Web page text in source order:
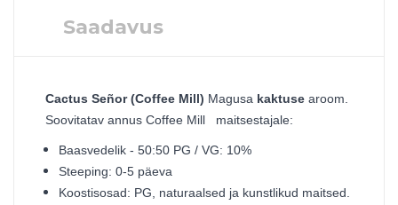
Saadavus
Cactus Señor (Coffee Mill) Magusa kaktuse aroom.
Soovitatav annus Coffee Mill maitsestajale:
Baasvedelik - 50:50 PG / VG: 10%
Steeping: 0-5 päeva
Koostisosad: PG, naturaalsed ja kunstlikud maitsed.